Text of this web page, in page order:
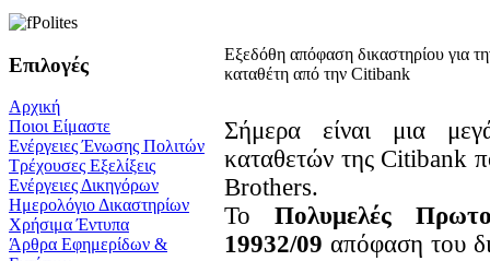
Επιλογές
Αρχική
Ποιοι Είμαστε
Ενέργειες Ένωσης Πολιτών
Τρέχουσες Εξελίξεις
Ενέργειες Δικηγόρων
Ημερολόγιο Δικαστηρίων
Χρήσιμα Έντυπα
Άρθρα Εφημερίδων &
Εξεδόθη απόφαση δικαστηρίου για
καταθέτη από την Citibank
Σήμερα είναι μια
καταθετών της Citibank
Brothers.
To Πολυμελές
19932/09 απόφαση του